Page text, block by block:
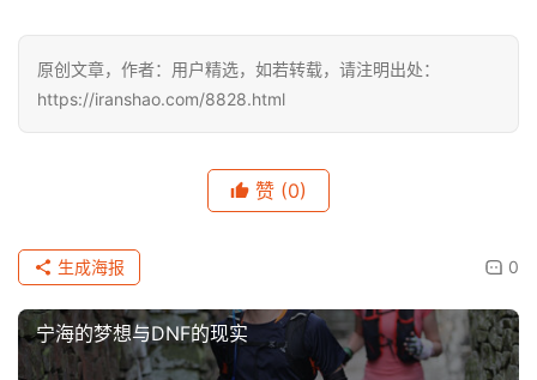
原创文章，作者：用户精选，如若转载，请注明出处：
https://iranshao.com/8828.html
赞 (0)
0
生成海报
宁海的梦想与DNF的现实